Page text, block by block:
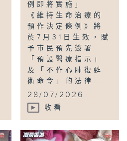
例即將實施」
《維持生命治療的
預作決定條例》將
於7月31日生效，賦
予市民預先簽署
「預設醫療指示」
及「不作心肺復甦
術命令」的法律...
28/07/2026
收看